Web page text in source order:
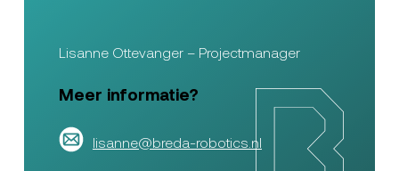
Lisanne Ottevanger – Projectmanager
Meer informatie?
lisanne@breda-robotics.nl